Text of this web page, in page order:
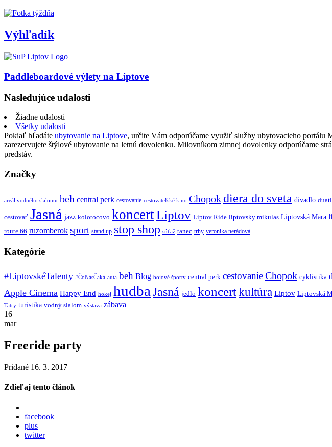
Výhľadík
Paddleboardové výlety na Liptove
Nasledujúce udalosti
Žiadne udalosti
Všetky udalosti
Pokiaľ hľadáte ubytovanie na Liptove, určite Vám odporúčame využiť služby ubytovacieho portálu
zarezervujete štýlové ubytovanie na letnú dovolenku. Milovníkom zimnej dovolenky odporúčame
predstáv.
Značky
areál vodného slalomu beh central perk cestovanie cestovateľské kino Chopokdiera do sveta divadlo
cestovať Jasná jazz kolotocovo koncertLiptov Liptov Ride liptovsky mikulas Liptovská Mara
route 66 ruzomberok sport stand up stop shop súťaž tanec trhy veronika nerádová
Kategórie
#LiptovskéTalenty #ČoNásČaká auta beh Blog bojové športy central perk cestovanieChopok cyklistika
Apple Cinema Happy End hokej hudba Jasná jedlo koncertkultúra Liptov Liptovská
Tatry turistika vodný slalom výstava zábava
16
mar
Freeride party
Pridané 16. 3. 2017
Zdieľaj tento článok
facebook
plus
twitter